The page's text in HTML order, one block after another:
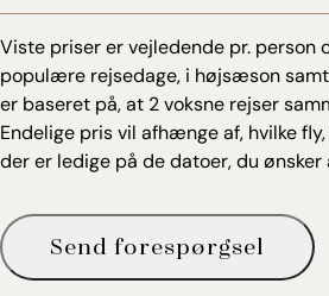
Viste priser er vejledende pr. person
populære rejsedage, i højsæson
er baseret på, at 2 voksne rejser
Endelige pris vil afhænge af, hvilke
der er ledige på de datoer, du ønsker
Send forespørgsel